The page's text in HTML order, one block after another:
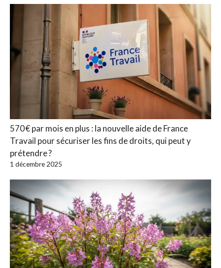
570 € par mois en plus : la nouvelle aide de France
Travail pour sécuriser les fins de droits, qui peut y
prétendre ?
1 décembre 2025